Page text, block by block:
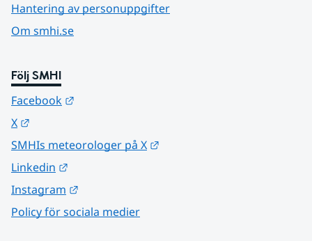
Hantering av personuppgifter
Om smhi.se
Följ SMHI
Facebook
X
SMHIs meteorologer på X
Linkedin
Instagram
Policy för sociala medier